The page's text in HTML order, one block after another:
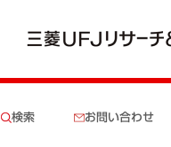
検索 お問い合わせ